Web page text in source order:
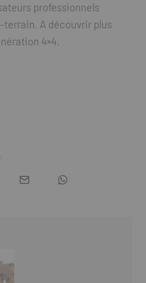
professionnels
A découvrir plus
4×4.